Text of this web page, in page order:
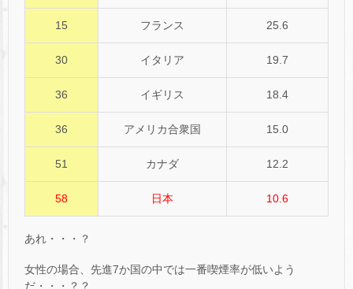
15 フランス 25.6
30 イタリア 19.7
36 イギリス 18.4
36 アメリカ合衆国 15.0
51 カナダ 12.2
58 日本 10.6
あれ・・・？
女性の場合、先進7か国の中では一番喫煙率が低いよう
だ・・・？？